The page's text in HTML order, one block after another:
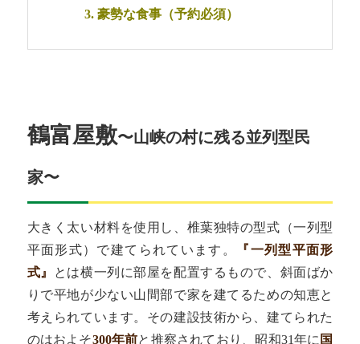
3. 豪勢な食事（予約必須）
鶴富屋敷〜山峡の村に残る並列型民
家〜
大きく太い材料を使用し、椎葉独特の型式（一列型
平面形式）で建てられています。
『一列型平面形
式』
とは横一列に部屋を配置するもので、斜面ばか
りで平地が少ない山間部で家を建てるための知恵と
考えられています。その建設技術から、建てられた
のはおよそ300年前と推察されており、昭和31年に 国